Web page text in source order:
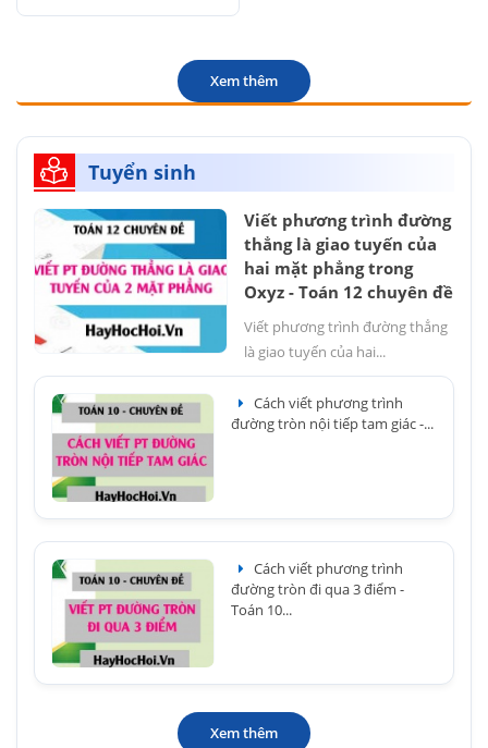
Xem thêm
Tuyển sinh
Viết phương trình đường
thẳng là giao tuyến của
hai mặt phẳng trong
Oxyz - Toán 12 chuyên đề
Viết phương trình đường thẳng
là giao tuyến của hai...
Cách viết phương trình
đường tròn nội tiếp tam giác -...
Cách viết phương trình
đường tròn đi qua 3 điểm -
Toán 10...
Xem thêm